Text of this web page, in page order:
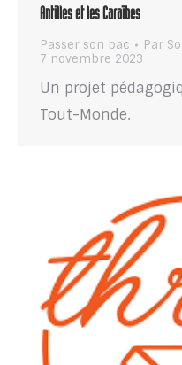
Antilles et les Caraïbes
Passer son bac Par
7 novembre 2023
Un projet
Tout-Monde.